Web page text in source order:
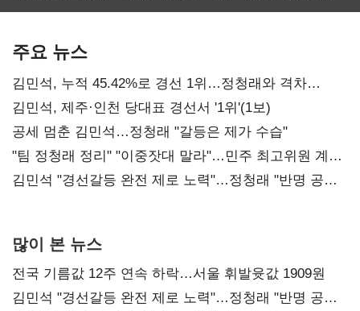
주요 뉴스
김민석, 누적 45.42%로 경선 1위…정청래와 격차
0.86%p(2보)
김민석, 제주·인천 당대표 경선서 '1위'(1보)
공세 멈춘 김민석…정청래 "갈등은 제가 수습"
"팀 정청래 정리" "이중잣대 말라"…민주 최고위원 계파
다툼 격화
김민석 "경선갈등 완전 제로 노력"…정청래 "반명 공세
많이 본 뉴스
전국 기름값 12주 연속 하락…서울 휘발윳값 1909원
김민석 "경선갈등 완전 제로 노력"…정청래 "반명 공세